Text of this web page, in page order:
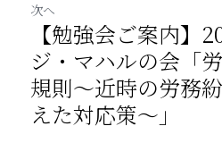
次へ
【勉強会ご案内】
ジ・マハルの会「
規則～近時の労務
えた対応策～」